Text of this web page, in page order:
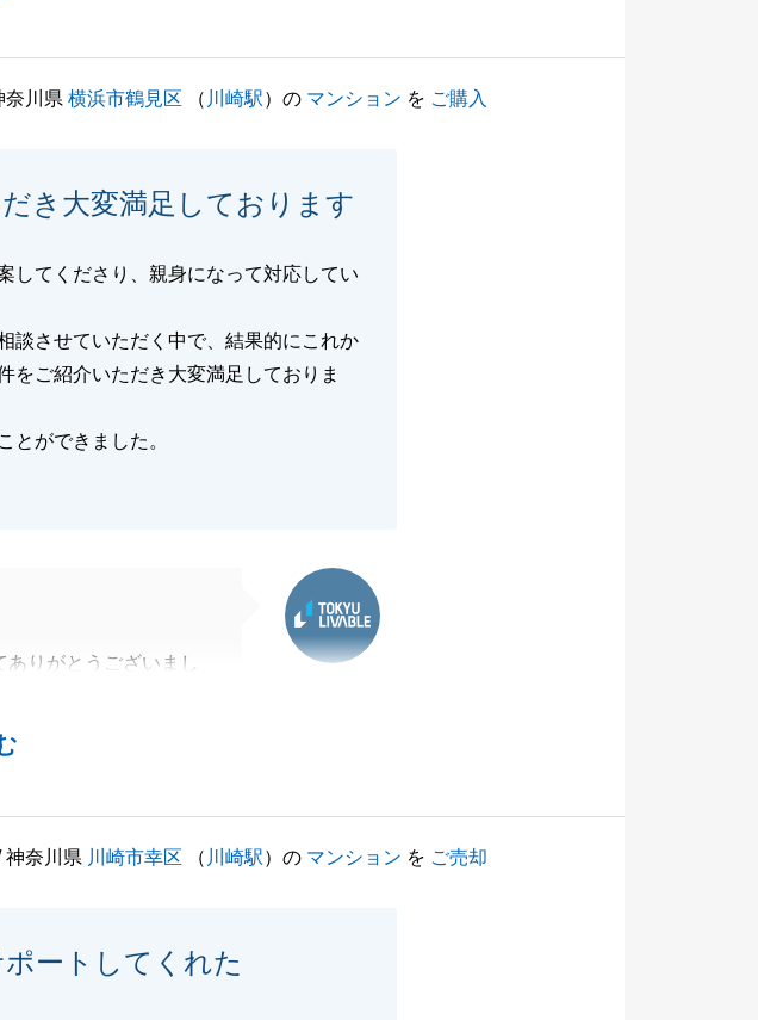
奈川県横浜市鶴見区 （ 川崎駅）の マンション を ご購入
き大変満足しております
してくださり、親身になって対応してい
談させていただく中で、結果的にこれか
をご紹介いただき大変満足しておりま
とができました。
りがとうございまし
嬉しく思っておりま
神奈川県 川崎市幸区 （ 川崎駅）の マンション を ご売却
ートしてくれた